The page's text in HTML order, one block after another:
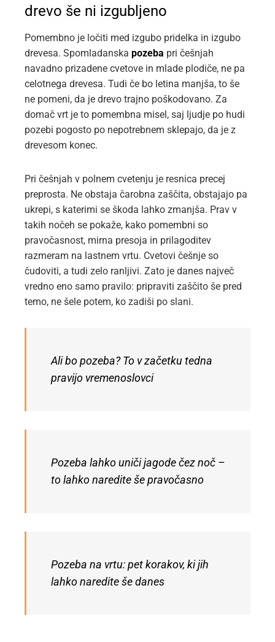
drevo še ni izgubljeno
Pomembno je ločiti med izgubo pridelka in izgubo
drevesa. Spomladanska pozeba pri češnjah
navadno prizadene cvetove in mlade plodiče, ne pa
celotnega drevesa. Tudi če bo letina manjša, to še
ne pomeni, da je drevo trajno poškodovano. Za
domač vrt je to pomembna misel, saj ljudje po hudi
pozebi pogosto po nepotrebnem sklepajo, da je z
drevesom konec.
Pri češnjah v polnem cvetenju je resnica precej
preprosta. Ne obstaja čarobna zaščita, obstajajo pa
ukrepi, s katerimi se škoda lahko zmanjša. Prav v
takih nočeh se pokaže, kako pomembni so
pravočasnost, mirna presoja in prilagoditev
razmeram na lastnem vrtu. Cvetovi češnje so
čudoviti, a tudi zelo ranljivi. Zato je danes največ
vredno eno samo pravilo: pripraviti zaščito še pred
temo, ne šele potem, ko zadiši po slani.
Ali bo pozeba? To v začetku tedna
pravijo vremenoslovci
Pozeba lahko uniči jagode čez noč –
to lahko naredite še pravočasno
Pozeba na vrtu: pet korakov, ki jih
lahko naredite še danes